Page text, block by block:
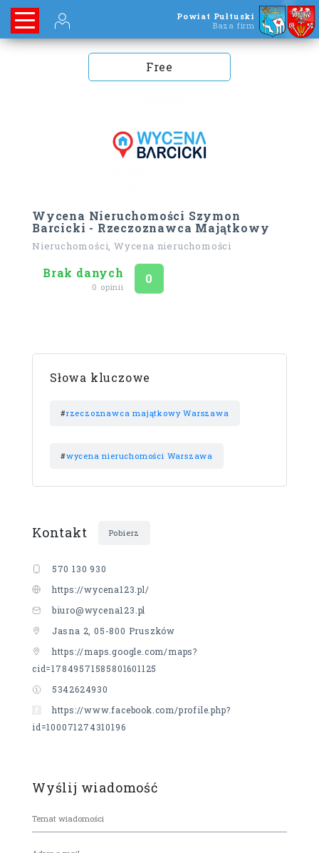
Powiat Pułtuski
Baza firm
Free
Wycena Nieruchomości Szymon
Barcicki - Rzeczoznawca Majątkowy
Nieruchomości, Wycena nieruchomości
Brak danych
0 opinii
Ocena
0
Słowa kluczowe
#rzeczoznawca majątkowy Warszawa
#wycena nieruchomości Warszawa
Kontakt Pobierz
570 130 930
https://wycena123.pl/
biuro@wycena123.pl
Jasna 2, 05-800 Pruszków
https://maps.google.com/maps?
cid=17849571585801601125
5342624930
https://www.facebook.com/profile.php?
id=100071274310196
Wyślij wiadomość